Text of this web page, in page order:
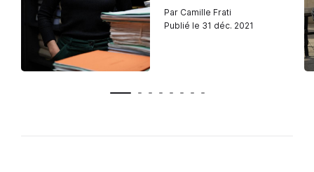
Par Camille Frati
Publié le 31 déc. 2021